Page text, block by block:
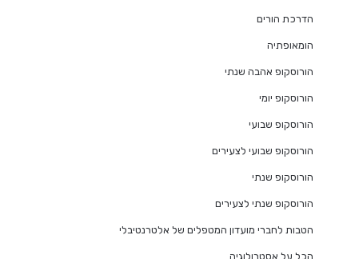
הדרכת הורים
הומאופתיה
הורוסקופ אהבה שנתי
הורוסקופ יומי
הורוסקופ שבועי
הורוסקופ שבועי לצעירים
הורוסקופ שנתי
הורוסקופ שנתי לצעירים
הטבות לחברי מועדון המטפלים של אלטרנטיבלי
הכל על אסטרולוגיה